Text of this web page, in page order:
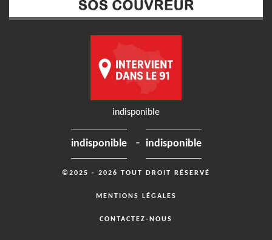
indisponible
indisponible - indisponible
©2025 - 2026 TOUT DROIT RÉSERVÉ
MENTIONS LÉGALES
CONTACTEZ-NOUS